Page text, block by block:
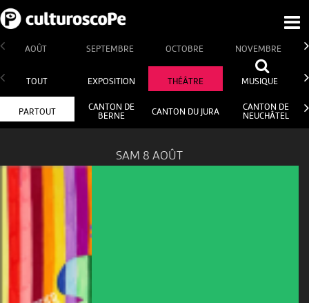
AOÛT SEPTEMBRE OCTOBRE NOVEMBRE
TOUT EXPOSITION THÉÂTRE MUSIQUE
PARTOUT
CANTON DE
BERNE
CANTON DU JURA
CANTON DE
NEUCHÂTEL
SAM 8 AOÛT